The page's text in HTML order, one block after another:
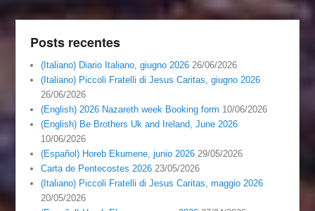
Posts recentes
(Italiano) Diario Italiano, giugno 2026 26/06/2026
(Italiano) Piccoli Fratelli di Jesus Caritas, giugno 2026
26/06/2026
(English) 2026 Nazareth week Booking form 10/06/2026
(English) Be Brothers Uk and Ireland, June 2026
10/06/2026
(Español) Horeb Ekumene, junio 2026 29/05/2026
Carta de Pentecostes 2026 23/05/2026
(Italiano) Piccoli Fratelli di Jesus Caritas, maggio 2026
20/05/2026